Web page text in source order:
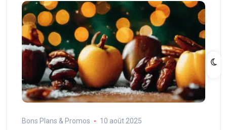
Bons Plans & Promos 10 août 2025